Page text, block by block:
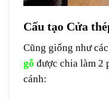
Cấu tạo Cửa
Cũng giống như
gỗ được chia làm 2
cánh: